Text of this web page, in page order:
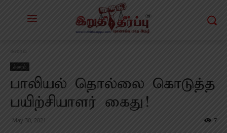
க்ரைம்
பாலியல் தொல்லை கொடுத்த
பயிற்சியாளர் கைது!
May 30, 2021 7